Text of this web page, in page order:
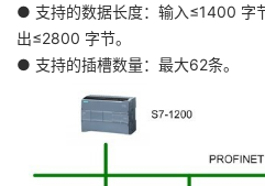
● 支持的数据长度：输入≤1400 字
出≤2800 字节。
● 支持的插槽数量：最大62条。